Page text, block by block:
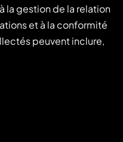
la gestion de la relation
et à la conformité
peuvent inclure,